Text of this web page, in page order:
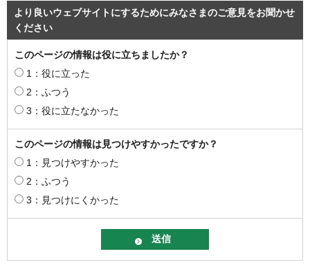
より良いウェブサイトにするためにみなさまのご意見をお聞かせ
ください
このページの情報は役に立ちましたか？
1：役に立った
2：ふつう
3：役に立たなかった
このページの情報は見つけやすかったですか？
1：見つけやすかった
2：ふつう
3：見つけにくかった